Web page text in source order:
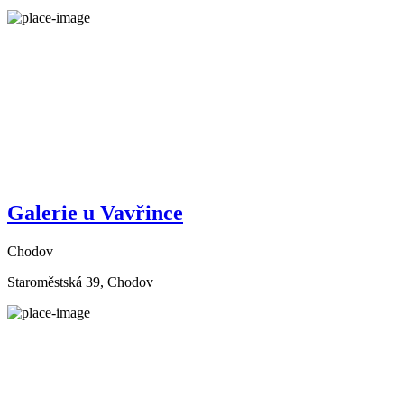
Galerie u Vavřince
Chodov
Staroměstská 39, Chodov